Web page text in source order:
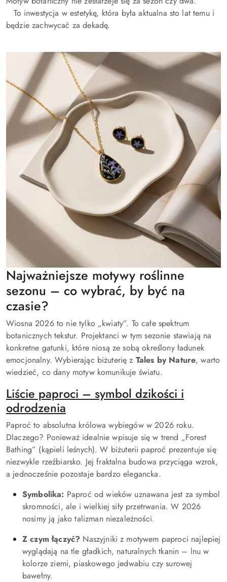
To inwestycja w estetykę, która była aktualna sto lat temu i
będzie zachwycać za dekadę.
Najważniejsze motywy roślinne
sezonu – co wybrać, by być na
czasie?
Wiosna 2026 to nie tylko „kwiaty”. To całe spektrum
botanicznych tekstur. Projektanci w tym sezonie stawiają na
konkretne gatunki, które niosą ze sobą określony ładunek
emocjonalny. Wybierając biżuterię z Tales by Nature, warto
wiedzieć, co dany motyw komunikuje światu.
Liście paproci – symbol dzikości i
odrodzenia
Paproć to absolutna królowa wybiegów w 2026 roku.
Dlaczego? Ponieważ idealnie wpisuje się w trend „Forest
Bathing” (kąpieli leśnych). W biżuterii paproć prezentuje się
niezwykle rzeźbiarsko. Jej fraktalna budowa przyciąga wzrok,
a jednocześnie pozostaje bardzo elegancka.
Symbolika: Paproć od wieków uznawana jest za symbol
skromności, ale i wielkiej siły przetrwania. W 2026
nosimy ją jako talizman niezależności.
Z czym łączyć? Naszyjniki z motywem paproci najlepiej
wyglądają na tle gładkich, naturalnych tkanin – lnu w
kolorze ziemi, piaskowego jedwabiu czy surowej
bawełny.